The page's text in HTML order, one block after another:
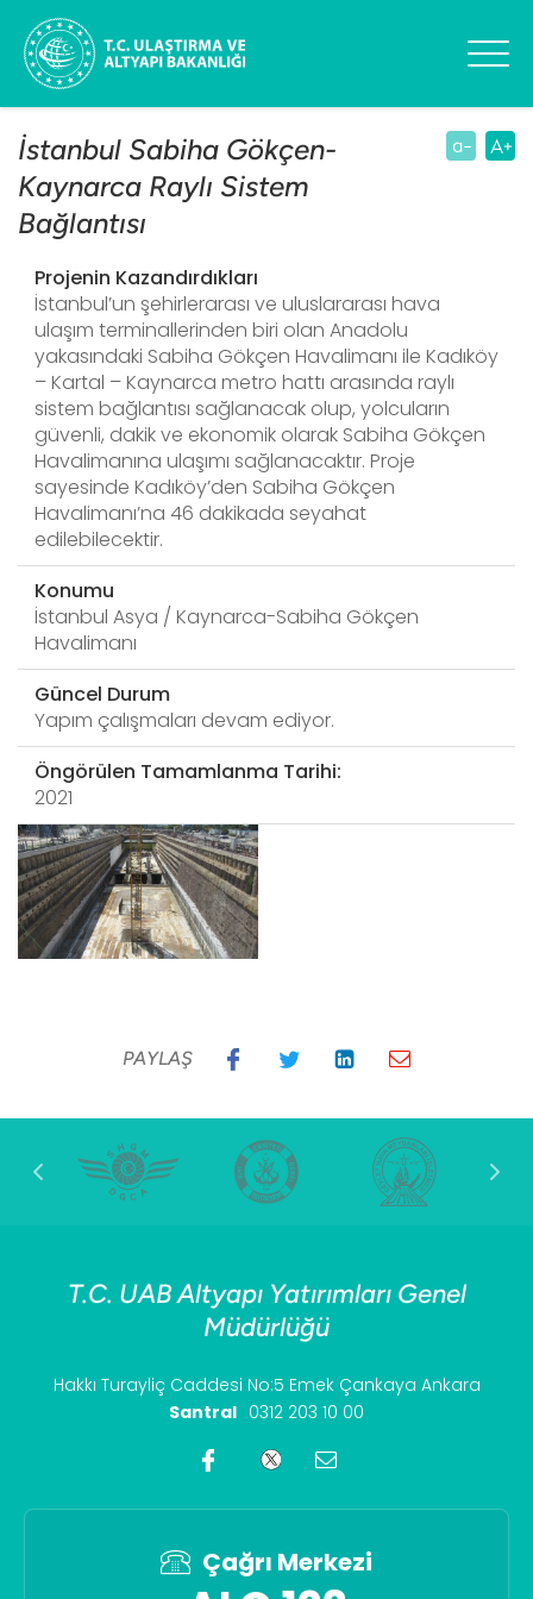
İstanbul Sabiha Gökçen-
Kaynarca Raylı Sistem
Bağlantısı
Projenin Kazandırdıkları
İstanbul’un şehirlerarası ve uluslararası hava
ulaşım terminallerinden biri olan Anadolu
yakasındaki Sabiha Gökçen Havalimanı ile Kadıköy
– Kartal – Kaynarca metro hattı arasında raylı
sistem bağlantısı sağlanacak olup, yolcuların
güvenli, dakik ve ekonomik olarak Sabiha Gökçen
Havalimanına ulaşımı sağlanacaktır. Proje
sayesinde Kadıköy’den Sabiha Gökçen
Havalimanı’na 46 dakikada seyahat
edilebilecektir.
Konumu
İstanbul Asya / Kaynarca-Sabiha Gökçen
Havalimanı
Güncel Durum
Yapım çalışmaları devam ediyor.
Öngörülen Tamamlanma Tarihi:
2021
PAYLAŞ
T.C. UAB Altyapı Yatırımları Genel
Müdürlüğü
Hakkı Turayliç Caddesi No:5 Emek Çankaya Ankara
Santral 0312 203 10 00
Çağrı Merkezi